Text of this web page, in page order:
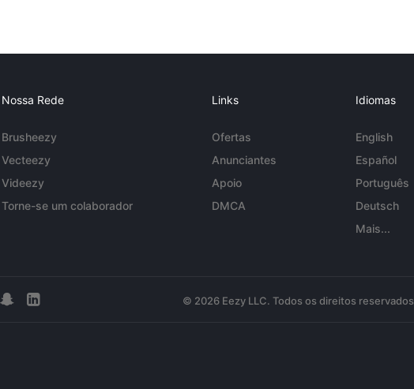
Nossa Rede
Brusheezy
Vecteezy
Videezy
Torne-se um colaborador
Links
Ofertas
Anunciantes
Apoio
DMCA
Idiomas
English
Español
Português
Deutsch
Mais...
© 2026 Eezy LLC. Todos os direitos reservados